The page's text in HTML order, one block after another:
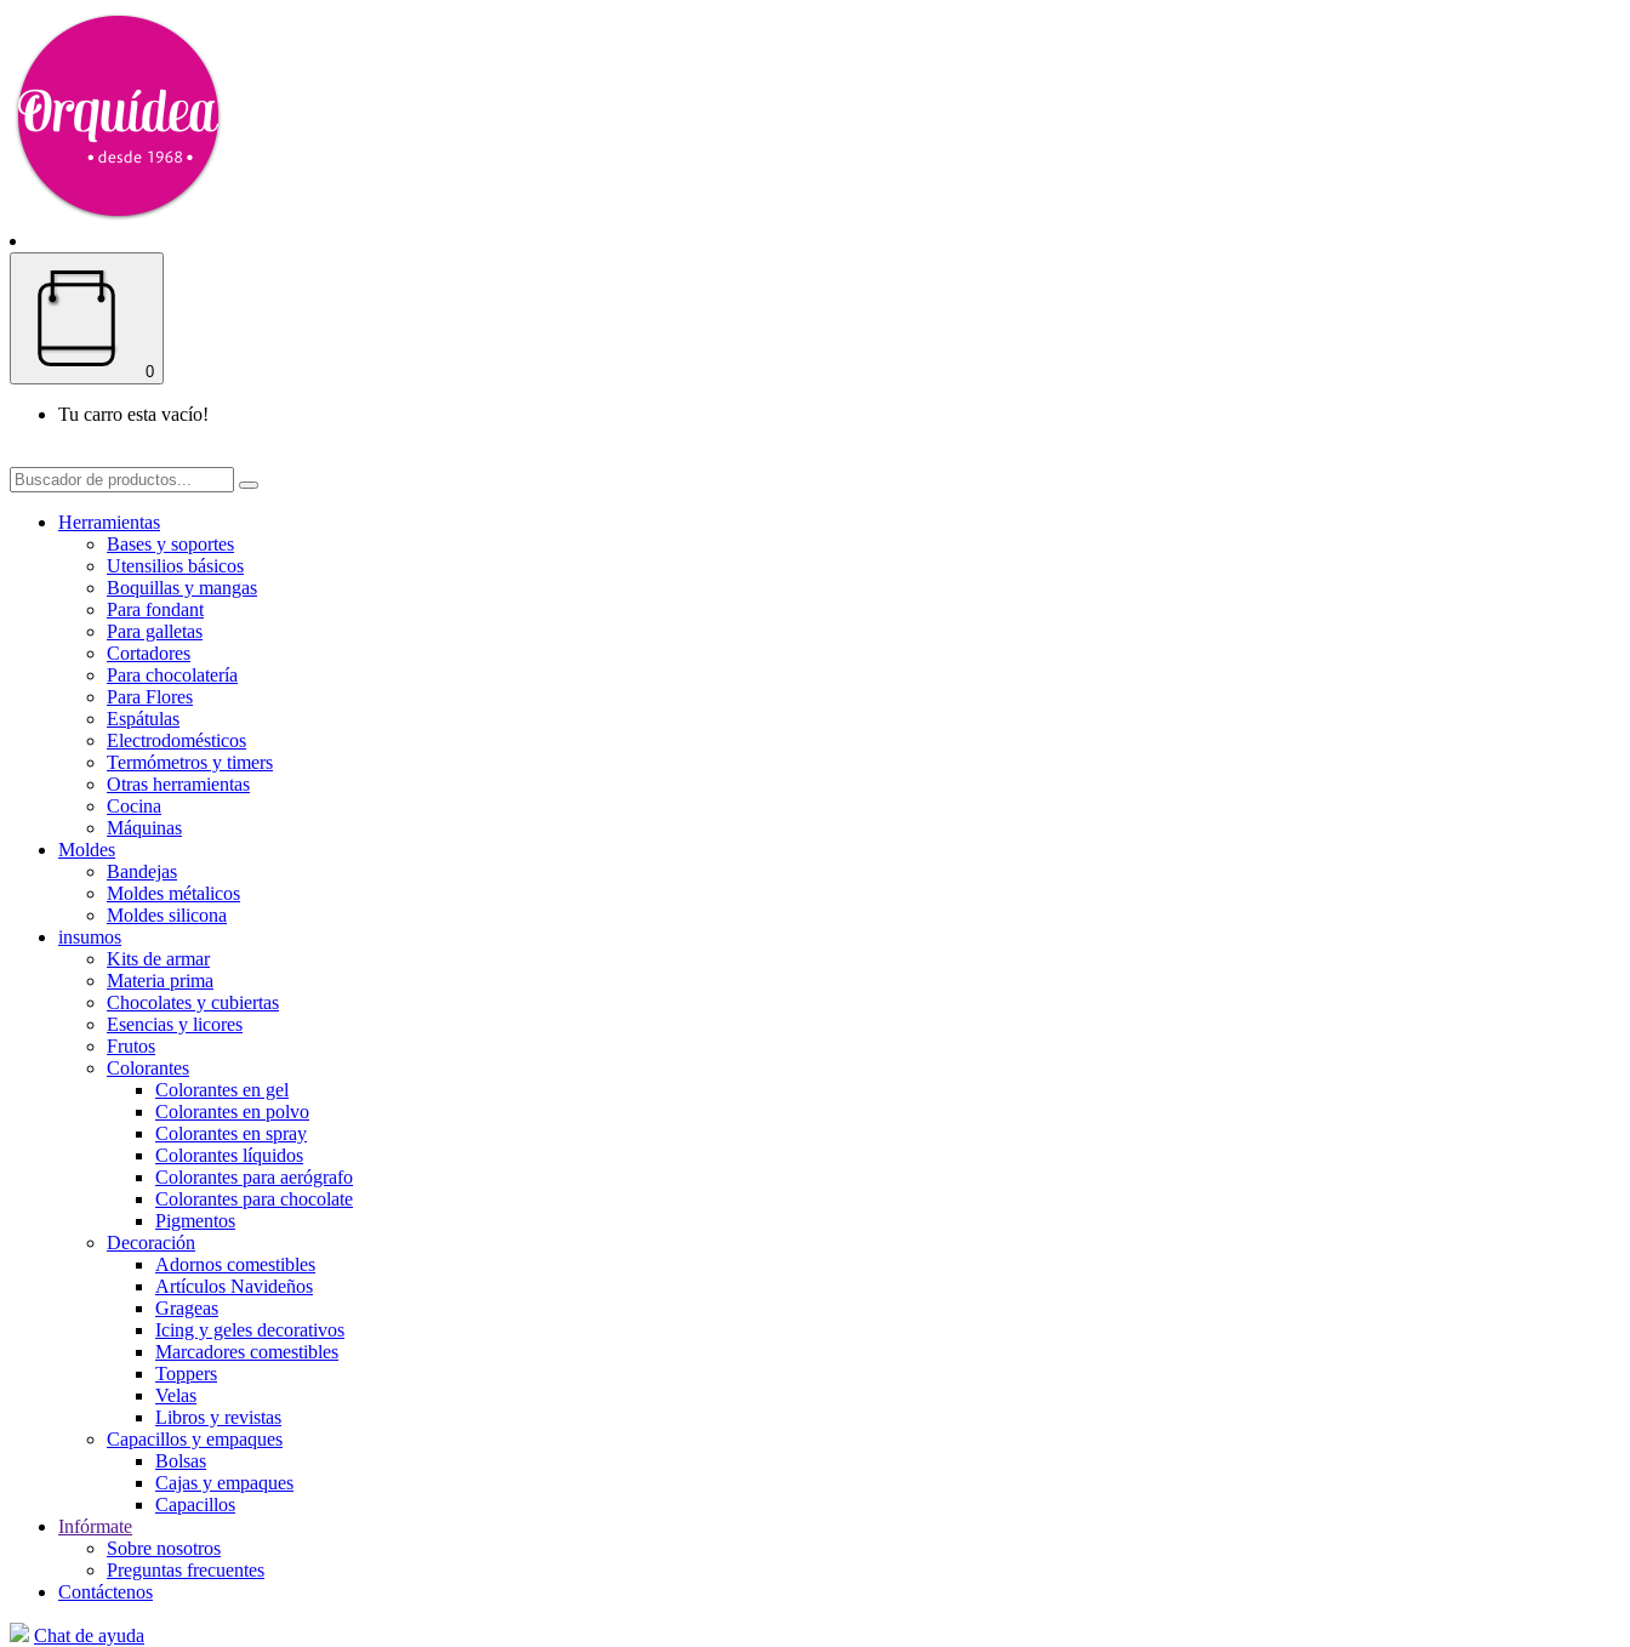
0
Tu carro esta vacío!
Herramientas
Bases y soportes
Utensilios básicos
Boquillas y mangas
Para fondant
Para galletas
Cortadores
Para chocolatería
Para Flores
Espátulas
Electrodomésticos
Termómetros y timers
Otras herramientas
Cocina
Máquinas
Moldes
Bandejas
Moldes métalicos
Moldes silicona
insumos
Kits de armar
Materia prima
Chocolates y cubiertas
Esencias y licores
Frutos
Colorantes
Colorantes en gel
Colorantes en polvo
Colorantes en spray
Colorantes líquidos
Colorantes para aerógrafo
Colorantes para chocolate
Pigmentos
Decoración
Adornos comestibles
Artículos Navideños
Grageas
Icing y geles decorativos
Marcadores comestibles
Toppers
Velas
Libros y revistas
Capacillos y empaques
Bolsas
Cajas y empaques
Capacillos
Infórmate
Sobre nosotros
Preguntas frecuentes
Contáctenos
Chat de ayuda